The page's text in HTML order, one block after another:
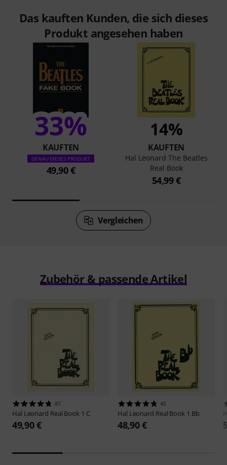
Das kauften Kunden, die sich dieses
Produkt angesehen haben
33%
KAUFTEN
GENAU DIESES PRODUKT
49,90 €
14%
KAUFTEN
Hal Leonard The Beatles
Real Book
54,99 €
Vergleichen
Zubehör & passende Artikel
87
Hal Leonard Real Book 1 C
49,90 €
45
Hal Leonard Real Book 1 Bb
48,90 €